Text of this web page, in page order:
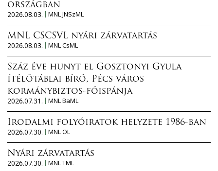
országban
2026.08.03.
MNL JNSzML
MNL CSCSVL nyári zárvatartás
2026.08.03.
MNL CsML
Száz éve hunyt el Gosztonyi Gyula
ítélőtáblai bíró, Pécs város
kormánybiztos-főispánja
2026.07.31.
MNL BaML
Irodalmi folyóiratok helyzete 1986-ban
2026.07.30.
MNL OL
Nyári zárvatartás
2026.07.30.
MNL TML